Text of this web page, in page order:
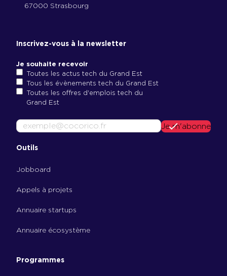
67000 Strasbourg
Inscrivez-vous à la newsletter
Je souhaite recevoir
Toutes les actus tech du Grand Est
Tous les évènements tech du Grand Est
Toutes les offres d'emplois tech du
Grand Est
E
-
a
l
Je m'abonne
Outils
Jobboard
Appels à projets
Annuaire startups
Annuaire écosystème
Programmes